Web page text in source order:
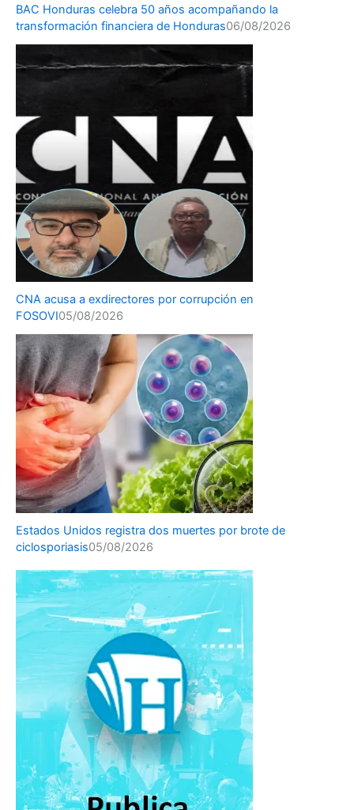
BAC Honduras celebra 50 años acompañando la
transformación financiera de Honduras06/08/2026
CNA acusa a exdirectores por corrupción en
FOSOVI05/08/2026
Estados Unidos registra dos muertes por brote de
ciclosporiasis05/08/2026